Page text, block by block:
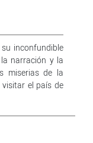
inconfundible
narración y la
miserias de la
visitar el país de